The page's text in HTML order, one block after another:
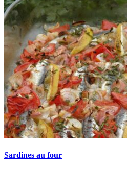
Sardines au four